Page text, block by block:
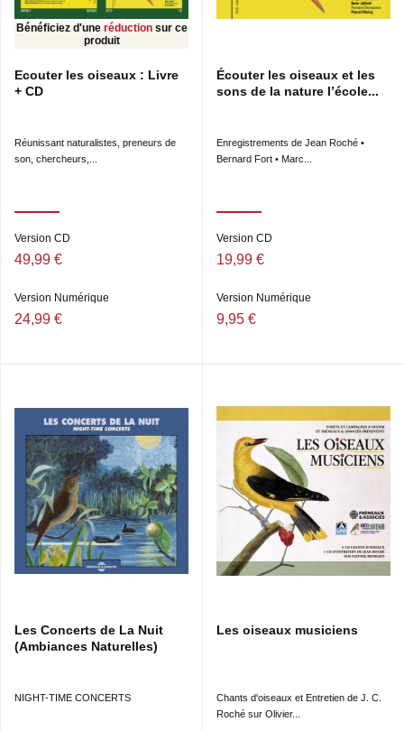
Bénéficiez d'une réduction sur ce
produit
Ecouter les oiseaux : Livre
+ CD
Réunissant naturalistes, preneurs de
son, chercheurs,...
Version CD
49,99 €
Version Numérique
24,99 €
Écouter les oiseaux et les
sons de la nature l’école...
Enregistrements de Jean Roché •
Bernard Fort • Marc...
Version CD
19,99 €
Version Numérique
9,95 €
Les Concerts de La Nuit
(Ambiances Naturelles)
NIGHT-TIME CONCERTS
Les oiseaux musiciens
Chants d'oiseaux et Entretien de J. C.
Roché sur Olivier...